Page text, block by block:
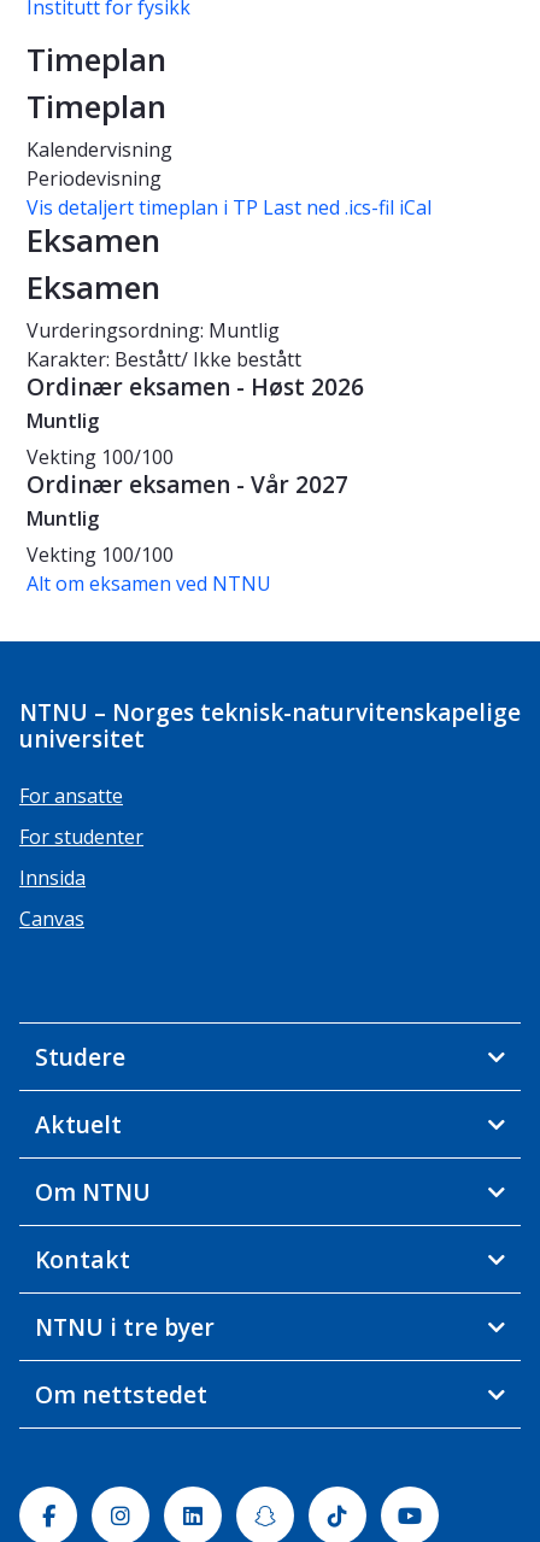
Institutt for fysikk
Timeplan
Timeplan
Kalendervisning
Periodevisning
Vis detaljert timeplan i TP Last ned .ics-fil iCal
Eksamen
Eksamen
Vurderingsordning: Muntlig
Karakter: Bestått/ Ikke bestått
Ordinær eksamen - Høst 2026
Muntlig
Vekting 100/100
Ordinær eksamen - Vår 2027
Muntlig
Vekting 100/100
Alt om eksamen ved NTNU
NTNU – Norges teknisk-naturvitenskapelige
universitet
For ansatte
For studenter
Innsida
Canvas
Studere
Aktuelt
Om NTNU
Kontakt
NTNU i tre byer
Om nettstedet
FacebookInstagramLinkedinSnapchatTiktok Youtube